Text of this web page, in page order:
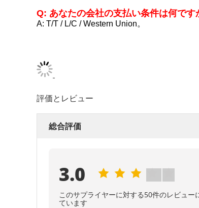
Q: あなたの会社の支払い条件は何です
A: T/T / L/C / Western Union。
評価とレビュー
総合評価
3.0
このサプライヤーに対する50件のレビュー
ています